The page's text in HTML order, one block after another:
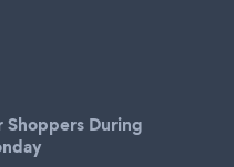
During